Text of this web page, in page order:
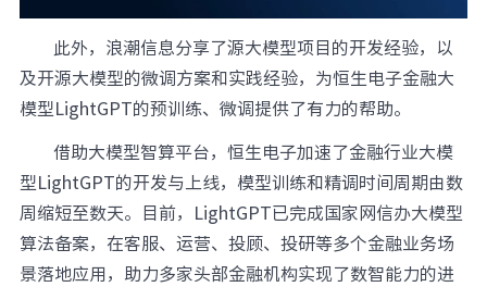
此外，浪潮信息分享了源大模型项目的开发经验，以
及开源大模型的微调方案和实践经验，为恒生电子金融大
模型LightGPT的预训练、微调提供了有力的帮助。
借助大模型智算平台，恒生电子加速了金融行业大模
型LightGPT的开发与上线，模型训练和精调时间周期由数
周缩短至数天。目前，LightGPT已完成国家网信办大模型
算法备案，在客服、运营、投顾、投研等多个金融业务场
景落地应用，助力多家头部金融机构实现了数智能力的进